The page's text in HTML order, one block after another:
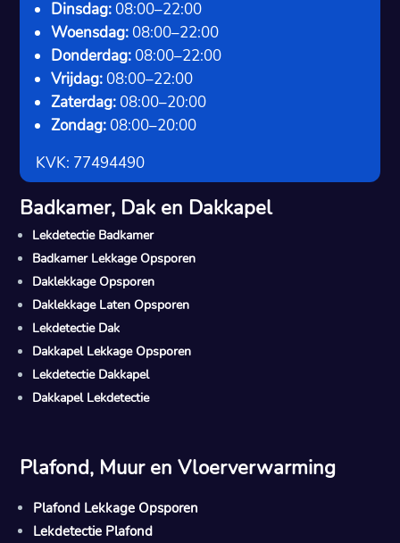
Dinsdag: 08:00–22:00
Woensdag: 08:00–22:00
Donderdag: 08:00–22:00
Vrijdag: 08:00–22:00
Zaterdag: 08:00–20:00
Zondag: 08:00–20:00
KVK: 77494490
Badkamer, Dak en Dakkapel
Lekdetectie Badkamer
Badkamer Lekkage Opsporen
Daklekkage Opsporen
Daklekkage Laten Opsporen
Lekdetectie Dak
Dakkapel Lekkage Opsporen
Lekdetectie Dakkapel
Dakkapel Lekdetectie
Plafond, Muur en Vloerverwarming
Plafond Lekkage Opsporen
Lekdetectie Plafond